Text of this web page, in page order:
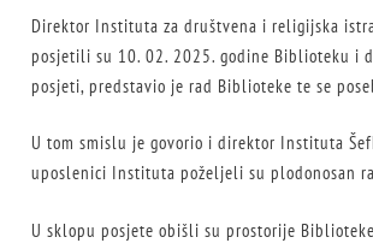
Direktor Instituta za društvena i religijska
posjetili su 10. 02. 2025. godine Biblioteku i
posjeti, predstavio je rad Biblioteke te se
U tom smislu je govorio i direktor Instituta
uposlenici Instituta poželjeli su plodonosan
U sklopu posjete obišli su prostorije